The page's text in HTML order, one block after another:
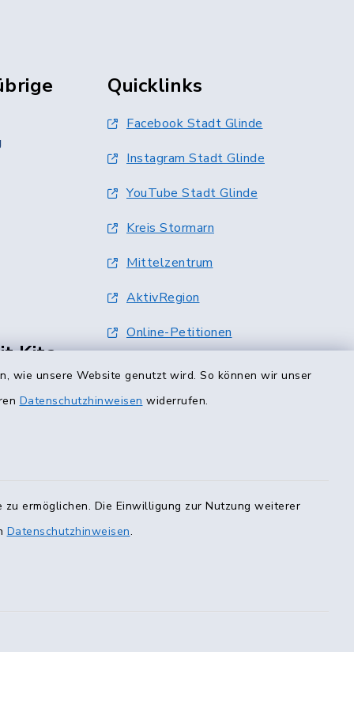
wie unsere Website genutzt wird. So können wir unser
Datenschutzhinweisen widerrufen.
ermöglichen. Die Einwilligung zur Nutzung weiterer
Datenschutzhinweisen.
Kita-
Uhr
Uhr
E-Mail)
Quicklinks
Facebook Stadt Glinde
Instagram Stadt Glinde
YouTube Stadt Glinde
Kreis Stormarn
Mittelzentrum
AktivRegion
Online-Petitionen
Terminvergabe